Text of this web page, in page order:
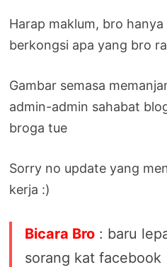
Harap maklum, bro
berkongsi apa yang bro
Gambar semasa
admin-admin sahabat
broga tue
Sorry no update yang
kerja :)
Bicara Bro : baru
sorang kat facebook